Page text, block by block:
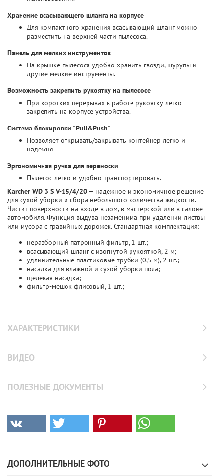
Хранение всасывающего шланга на корпусе
Для компактного хранения всасывающий шланг можно
разместить на верхней части пылесоса.
Панель для мелких инструментов
На крышке пылесоса удобно хранить гвозди, шурупы и
другие мелкие инструменты.
Возможность закрепить рукоятку на пылесосе
При коротких перерывах в работе рукоятку легко
закрепить на корпусе устройства.
Система блокировки "Pull&Push"
Позволяет открывать/закрывать контейнер легко и
надежно.
Эргономичная ручка для переноски
Пылесос легко и удобно транспортировать.
Karcher WD 3 S V-15/4/20 — надежное и экономичное решение
для сухой уборки и сбора небольшого количества жидкости.
Чистит поверхности на входе в дом, в мастерской или в салоне
автомобиля. Функция выдува незаменима при удалении листвы
или мусора с гравийных дорожек. Стандартная комплектация:
неразборный патронный фильтр, 1 шт.;
всасывающий шланг с изогнутой рукояткой, 2 м;
удлинительные пластиковые трубки (0,5 м), 2 шт.;
насадка для влажной и сухой уборки пола;
щелевая насадка;
фильтр-мешок флисовый, 1 шт.;
ХАРАКТЕРИСТИКИ
ВИДЕО
ПОЛЕЗНЫЕ ДОКУМЕНТЫ
ДОПОЛНИТЕЛЬНЫЕ ФОТО